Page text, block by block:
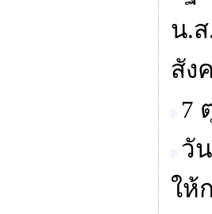
น.
สัง
7
วั
ให้